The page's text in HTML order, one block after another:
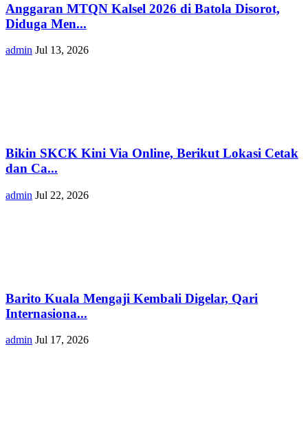
Anggaran MTQN Kalsel 2026 di Batola Disorot,
Diduga Men...
admin Jul 13, 2026
Bikin SKCK Kini Via Online, Berikut Lokasi Cetak
dan Ca...
admin Jul 22, 2026
Barito Kuala Mengaji Kembali Digelar, Qari
Internasiona...
admin Jul 17, 2026